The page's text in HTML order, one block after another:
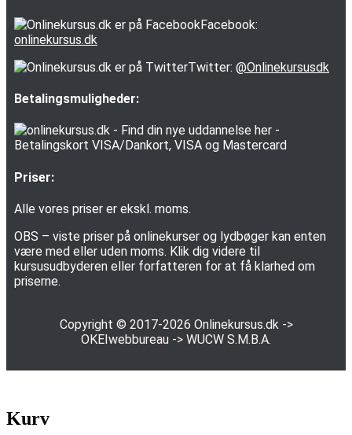
Facebook:
onlinekursus.dk
Twitter: @Onlinekursusdk
Betalingsmuligheder:
Priser:
Alle vores priser er ekskl. moms.
OBS – viste priser på onlinekurser og lydbøger kan enten
være med eller uden moms. Klik dig videre til
kursusudbyderen eller forfatteren for at få klarhed om
priserne.
Copyright © 2017-2026 Onlinekursus.dk->
OKEIwebbureau -> WUCW S.M.B.A.
Kurv